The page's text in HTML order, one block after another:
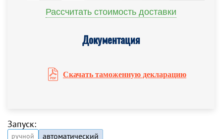
Рассчитать стоимость доставки
Документация
Скачать таможенную декларацию
Запуск:
ручной автоматический